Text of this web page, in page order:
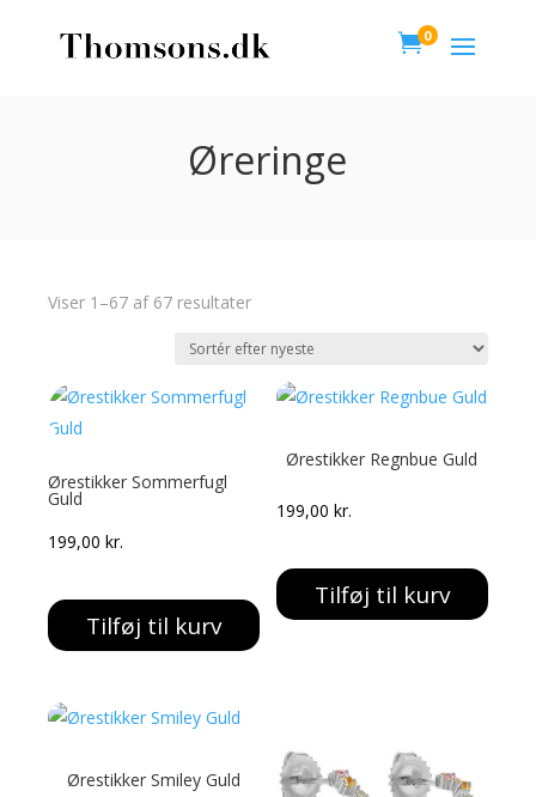
0
Øreringe
Viser 1–67 af 67 resultater
Ørestikker Sommerfugl
Guld
199,00kr.
Tilføj til kurv
Ørestikker Regnbue Guld
199,00kr.
Tilføj til kurv
Ørestikker Smiley Guld